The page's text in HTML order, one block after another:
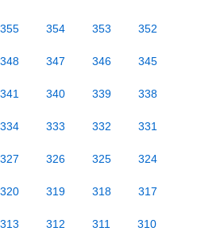
355 354 353 352
348 347 346 345
341 340 339 338
334 333 332 331
327 326 325 324
320 319 318 317
313 312 311 310